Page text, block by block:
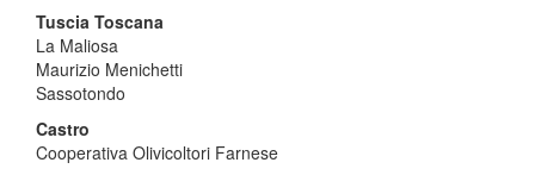
Tuscia Toscana
La Maliosa
Maurizio Menichetti
Sassotondo
Castro
Cooperativa Olivicoltori Farnese